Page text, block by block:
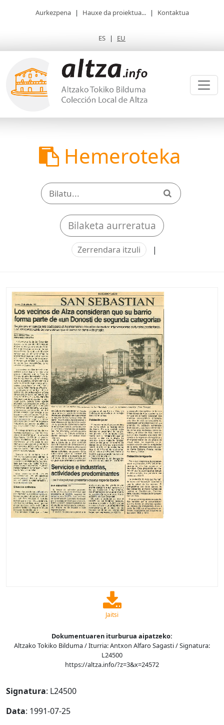
Aurkezpena | Hauxe da proiektua... | Kontaktua
ES | EU
Hemeroteka
Bilaketa aurreratua
Zerrendara itzuli |
Jaitsi
Dokumentuaren iturburua aipatzeko:
Altzako Tokiko Bilduma / Iturria: Antxon Alfaro Sagasti / Signatura:
L24500
https://altza.info/?z=3&x=24572
Signatura: L24500
Data: 1991-07-25